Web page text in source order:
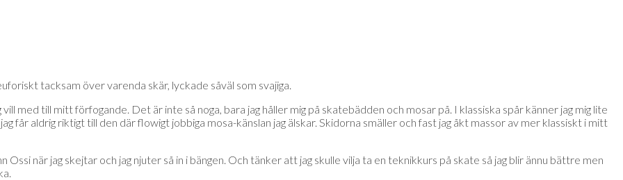
tacksam över varenda skär, lyckade såväl som svajiga.
med till mitt förfogande. Det är inte så noga, bara jag håller mig på skatebädden och mosar på. I klassiska spår känner jag mig lite
får aldrig riktigt till den där flowigt jobbiga mosa-känslan jag älskar. Skidorna smäller och fast jag åkt massor av mer klassiskt i mitt
Ossi när jag skejtar och jag njuter så in i bängen. Och tänker att jag skulle vilja ta en teknikkurs på skate så jag blir ännu bättre men